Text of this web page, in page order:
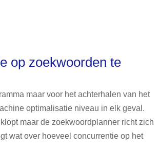
op zoekwoorden te
maar voor het achterhalen van het
optimalisatie niveau in elk geval.
maar de zoekwoordplanner richt zich
wat over hoeveel concurrentie op het